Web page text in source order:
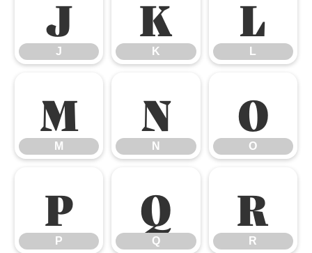
J
J
K
K
L
L
M
M
N
N
O
O
P
P
Q
Q
R
R